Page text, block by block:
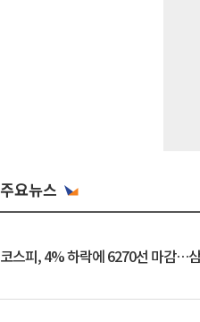
주요뉴스
코스피, 4% 하락에 6270선 마감…